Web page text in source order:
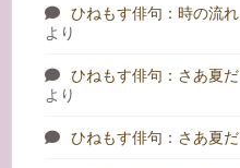
ひねもす俳句：時の流れ
より
ひねもす俳句：さあ夏だ
より
ひねもす俳句：さあ夏だ